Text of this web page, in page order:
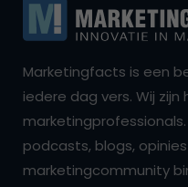
Marketingfacts is een
iedere dag vers. Wij
podcasts, blogs,
marketingcommunity